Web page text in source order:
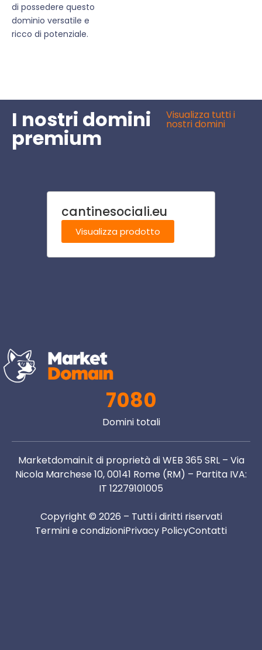
di possedere questo
dominio versatile e
ricco di potenziale.
I nostri domini
premium
Visualizza tutti i
nostri domini
cantinesociali.eu
Visualizza prodotto
7080
Domini totali
Marketdomain.it di proprietà di WEB 365 SRL – Via
Nicola Marchese 10, 00141 Rome (RM) – Partita IVA:
IT 12279101005
Copyright © 2026 – Tutti i diritti riservati
Termini e condizioniPrivacy PolicyContatti